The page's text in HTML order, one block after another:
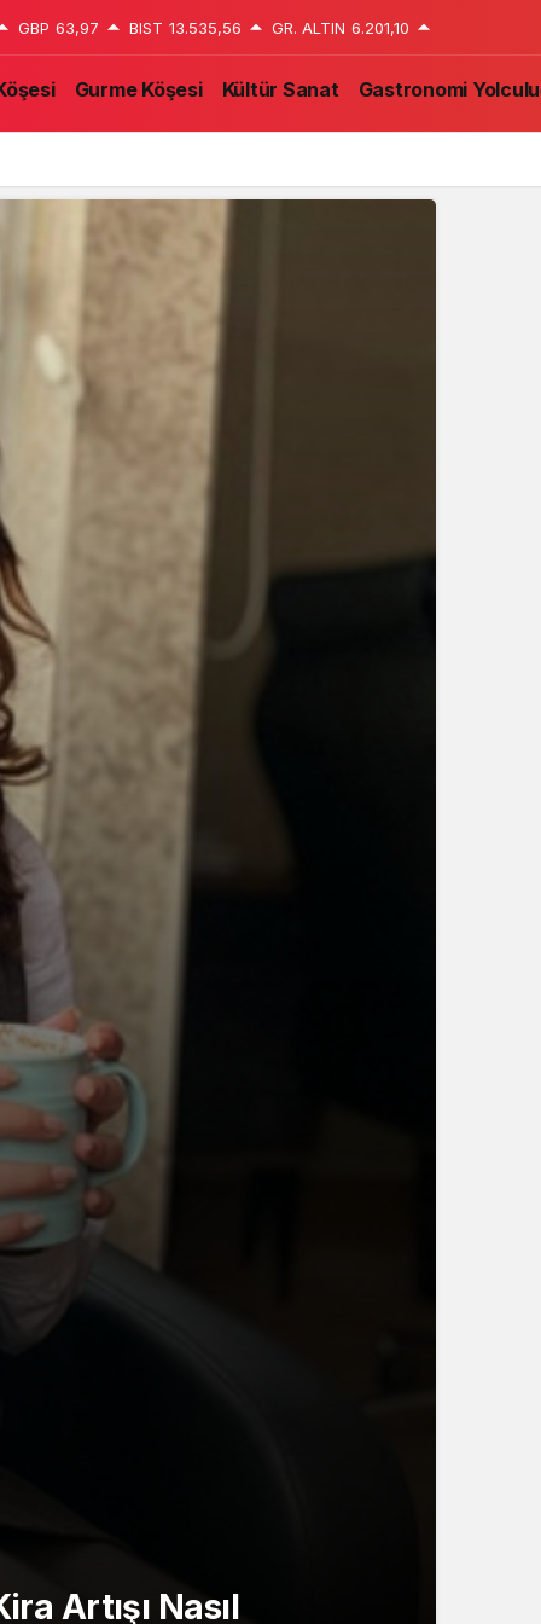
GBP 63,97 BIST 13.535,56 GR. ALTIN 6.201,10
Gurme Köşesi Kültür Sanat Gastronomi
Artışı Nasıl